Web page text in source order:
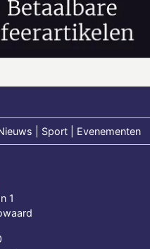
| Sport | Evenementen
1